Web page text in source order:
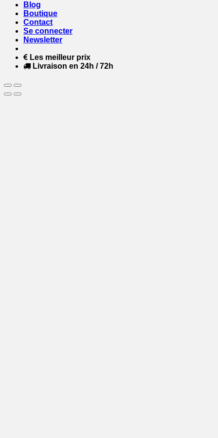
Blog
Boutique
Contact
Se connecter
Newsletter
Les meilleur prix
Livraison en 24h / 72h